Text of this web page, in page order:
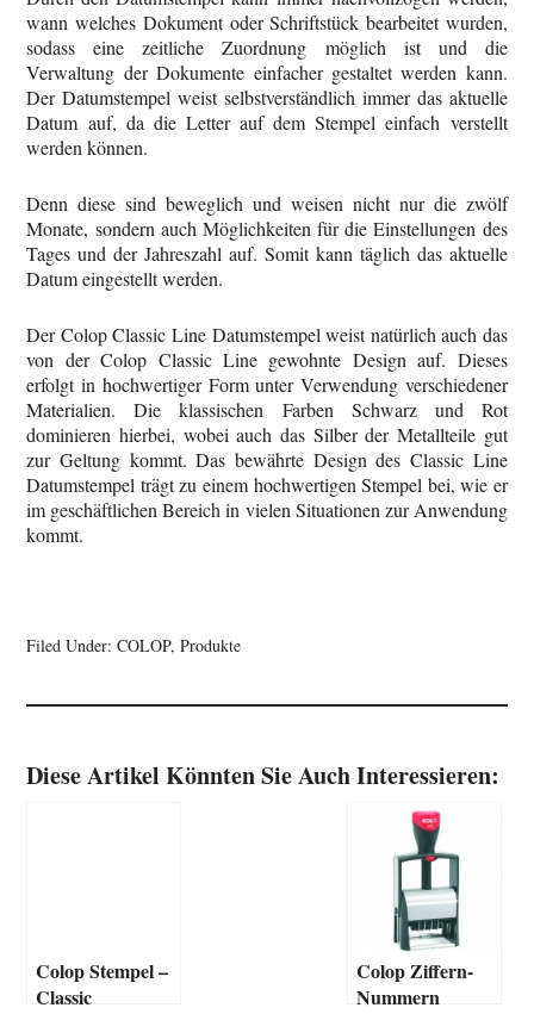
wann welches Dokument oder Schriftstück bearbeitet wurden,
sodass eine zeitliche Zuordnung möglich ist und die
Verwaltung der Dokumente einfacher gestaltet werden kann.
Der Datumstempel weist selbstverständlich immer das aktuelle
Datum auf, da die Letter auf dem Stempel einfach verstellt
werden können.
Denn diese sind beweglich und weisen nicht nur die zwölf
Monate, sondern auch Möglichkeiten für die Einstellungen des
Tages und der Jahreszahl auf. Somit kann täglich das aktuelle
Datum eingestellt werden.
Der Colop Classic Line Datumstempel weist natürlich auch das
von der Colop Classic Line gewohnte Design auf. Dieses
erfolgt in hochwertiger Form unter Verwendung verschiedener
Materialien. Die klassischen Farben Schwarz und Rot
dominieren hierbei, wobei auch das Silber der Metallteile gut
zur Geltung kommt. Das bewährte Design des Classic Line
Datumstempel trägt zu einem hochwertigen Stempel bei, wie er
im geschäftlichen Bereich in vielen Situationen zur Anwendung
kommt.
Filed Under:COLOP,Produkte
Diese Artikel Könnten Sie Auch Interessieren:
Colop Stempel –
Classic
Colop Ziffern-
Nummern